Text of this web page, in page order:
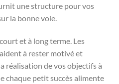
une structure pour vos
la bonne voie.
et à long terme. Les
à rester motivé et
réalisation de vos objectifs à
chaque petit succès alimente